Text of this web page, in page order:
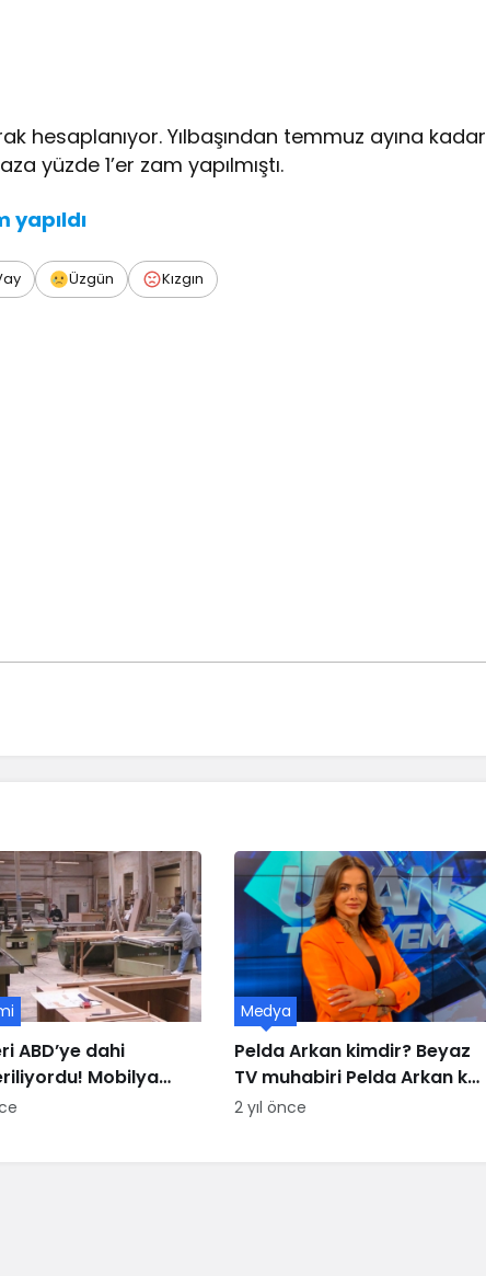
hesaplanıyor. Yılbaşından temmuz ayına kadar
yüzde 1’er zam yapılmıştı.
yapıldı
Üzgün Kızgın
ABD’ye dahi
Mobilya
eşiğinde
Pelda Arkan kimdir? Beyaz
TV muhabiri Pelda Arkan kaç
yaşında, nereli?
Medya
2 yıl önce